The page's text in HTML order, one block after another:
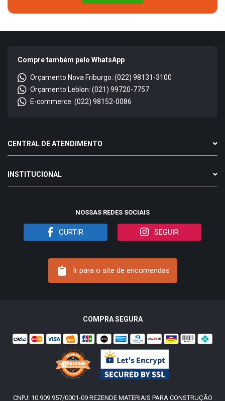
Compre também pelo WhatsApp
Orçamento Nova Friburgo: (022) 98131-3100
Orçamento Leblon: (021) 99720-7757
E-commerce: (022) 98152-0086
CENTRAL DE ATENDIMENTO
INSTITUCIONAL
NOSSAS REDES SOCIAIS
CURTIR SEGUIR
Ir para o site de encomendas
COMPRA SEGURA
CNPJ: 10.909.957/0001-09 REZENDE MATERIAIS PARA CONSTRUÇÃO